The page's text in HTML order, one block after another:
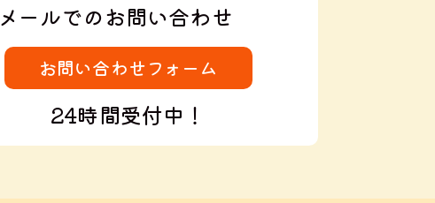
メールでのお問い合わせ
お問い合わせフォーム
24時間受付中！